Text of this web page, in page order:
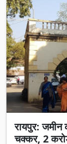
रायपुर:
चक्कर, 2